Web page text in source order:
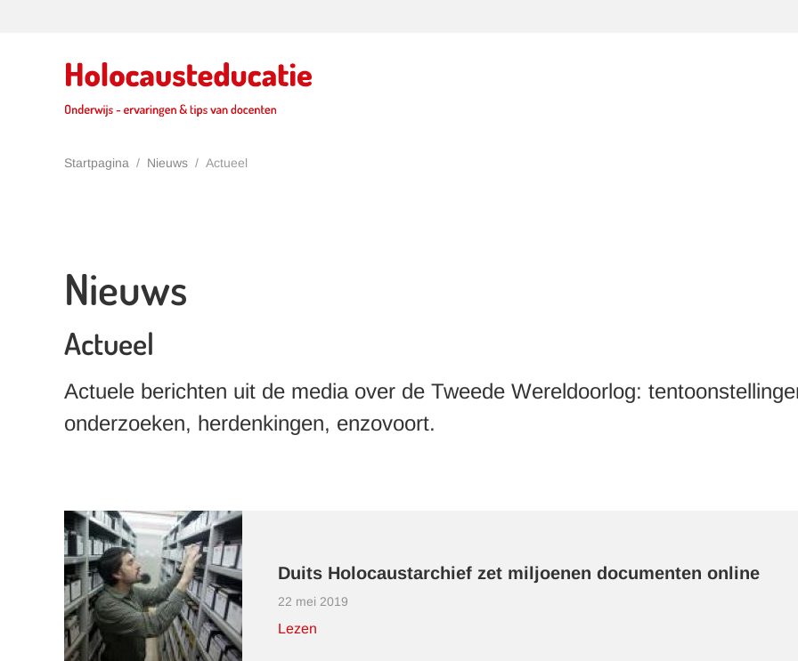
Startpagina Nieuws Actueel
Nieuws
Actueel
Actuele berichten uit de media over de Tweede Wereldoorlog:
onderzoeken, herdenkingen, enzovoort.
Duits Holocaustarchief zet miljoenen documenten online
22 mei 2019
Lezen